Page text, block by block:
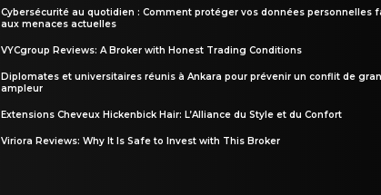
Cybersécurité au quotidien : Comment protéger vos données personnelles
aux menaces actuelles
VYCgroup Reviews: A Broker with Honest Trading Conditions
Diplomates et universitaires réunis à Ankara pour prévenir un conflit de
ampleur
Extensions Cheveux Hickenbick Hair: L’Alliance du Style et du Confort
Viriora Reviews: Why It Is Safe to Invest with This Broker